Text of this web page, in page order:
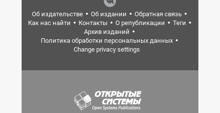
Об издательстве Об издании
Обратная связь
Как нас найти
Контакты О републикации
Теги
Архив изданий
Политика обработки персональных данных
Change privacy settings